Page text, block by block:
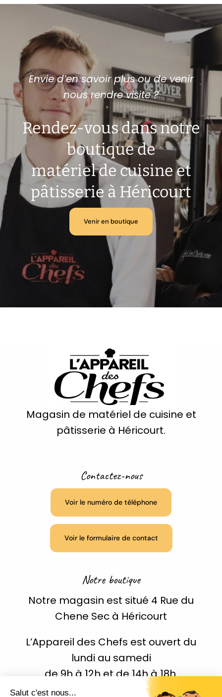
Envie d’en savoir plus ou de venir
nous rendre visite ?
Rendez-vous dans notre
boutique de
matériel de cuisine et
pâtisserie à Héricourt
Venir en boutique
Magasin de matériel de cuisine et
pâtisserie à Héricourt.
Contactez-nous
Voir le numéro de téléphone
Voir le formulaire de contact
Notre boutique
Notre magasin est situé 4 Rue du
Chene Sec à Héricourt
L’Appareil des Chefs est ouvert du
lundi au samedi
de 9h à 12h et de 14h à 18h.
Fermeture à 12h le samedi.